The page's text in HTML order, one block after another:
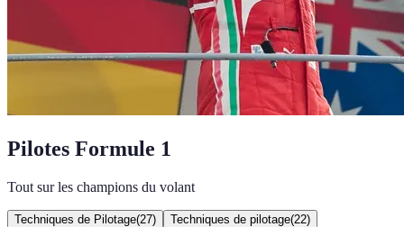
Pilotes Formule 1
Tout sur les champions du volant
Techniques de Pilotage(27) Techniques de pilotage(22)